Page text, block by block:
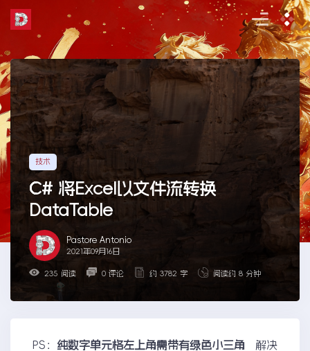
the
技术
C# 将Excel以文件流转换
DataTable
Pastore Antonio
2021年09月16日
235 阅读 0 评论 约 3782 字 阅读约 8 分钟
PS： 纯数字单元格左上角需带有绿色小三角 解决